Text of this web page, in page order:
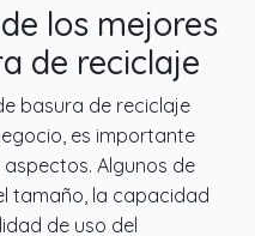
los mejores
de reciclaje
basura de reciclaje
es importante
Algunos de
tamaño, la capacidad
de uso del